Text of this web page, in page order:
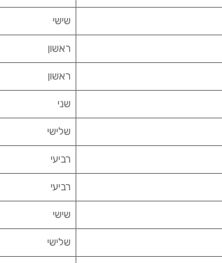
שישי
ראשון
ראשון
שני
שלישי
רביעי
רביעי
שישי
שלישי